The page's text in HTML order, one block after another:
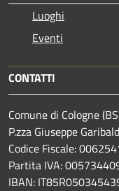
Luoghi
Eventi
CONTATTI
Comune di Cologne
P.zza Giuseppe
Codice Fiscale:
Partita IVA:
IBAN: